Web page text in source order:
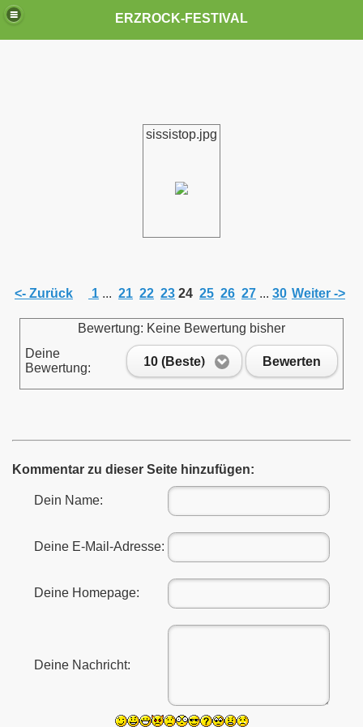
ERZROCK-FESTIVAL
sissistop.jpg
<- Zurück 1 ... 21 22 23 24 25 26 27 ... 30 Weiter ->
Bewertung: Keine Bewertung bisher
Deine
Bewertung:
10 (Beste) Bewerten
Kommentar zu dieser Seite hinzufügen:
Dein Name:
Deine E-Mail-Adresse:
Deine Homepage:
Deine Nachricht: